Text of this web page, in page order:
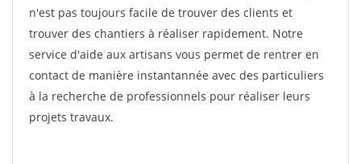
n'est pas toujours facile de trouver des clients et
trouver des chantiers à réaliser rapidement. Notre
service d'aide aux artisans vous permet de rentrer en
contact de manière instantannée avec des particuliers
à la recherche de professionnels pour réaliser leurs
projets travaux.